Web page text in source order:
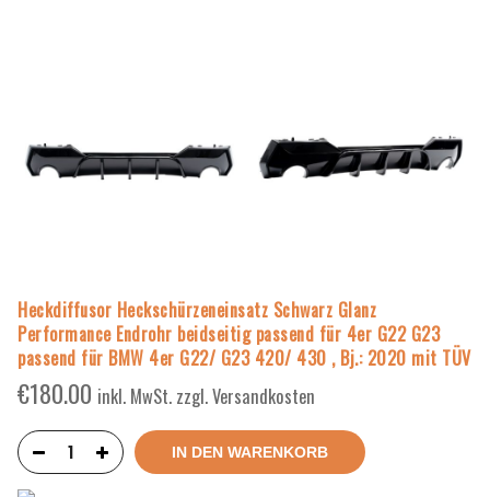
Heckdiffusor Heckschürzeneinsatz Schwarz Glanz
Performance Endrohr beidseitig passend für 4er G22 G23
passend für BMW 4er G22/ G23 420/ 430 , Bj.: 2020 mit TÜV
€180.00 inkl. MwSt. zzgl. Versandkosten
IN DEN WARENKORB